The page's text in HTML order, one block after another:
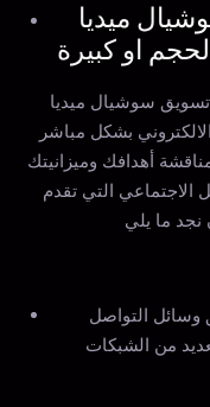
او كبيرة
سوشيال ميديا
بشكل مباشر
أهدافك وميزانيتك
الاجتماعي التي تقدم
وسائل التواصل
من الشبكات